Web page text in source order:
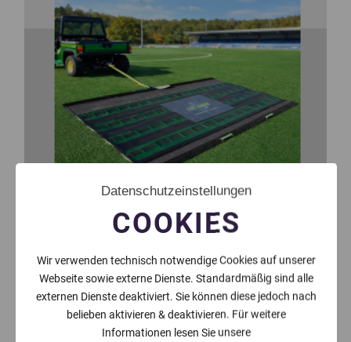
Datenschutzeinstellungen
COOKIES
Wir verwenden technisch notwendige Cookies auf unserer
Webseite sowie externe Dienste. Standardmäßig sind alle
externen Dienste deaktiviert. Sie können diese jedoch nach
belieben aktivieren & deaktivieren. Für weitere
Informationen lesen Sie unsere